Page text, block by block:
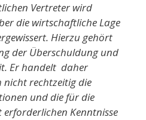
Vertreter wird
die wirtschaftliche Lage
Hierzu gehört
der Überschuldung und
Er handelt daher
nicht rechtzeitig die
und die für die
Kenntnisse